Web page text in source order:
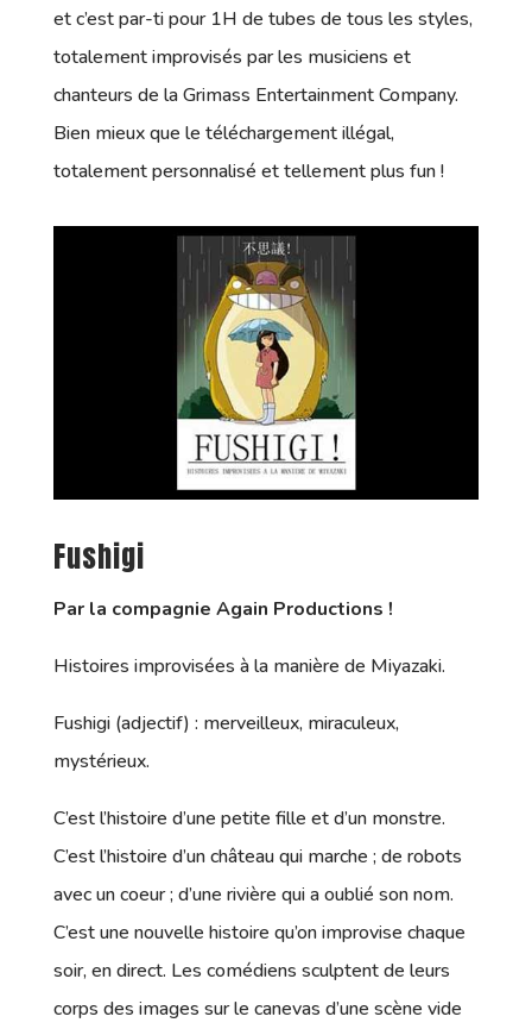
et c’est par-ti pour 1H de tubes de tous les styles,
totalement improvisés par les musiciens et
chanteurs de la Grimass Entertainment Company.
Bien mieux que le téléchargement illégal,
totalement personnalisé et tellement plus fun !
Fushigi
Par la compagnie Again Productions !
Histoires improvisées à la manière de Miyazaki.
Fushigi (adjectif) : merveilleux, miraculeux,
mystérieux.
C’est l’histoire d’une petite fille et d’un monstre.
C’est l’histoire d’un château qui marche ; de robots
avec un coeur ; d’une rivière qui a oublié son nom.
C’est une nouvelle histoire qu’on improvise chaque
soir, en direct. Les comédiens sculptent de leurs
corps des images sur le canevas d’une scène vide